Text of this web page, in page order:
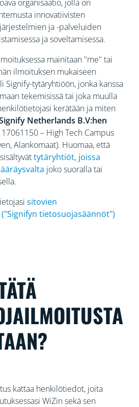
organisaatio, jolla on
innovatiivisten
ja -palveluiden
ja soveltamisessa.
mainitaan "me" tai
ilmoituksen mukaiseen
Signify-tytäryhtiöön, jonka kanssa
tekemisissä tai joka muulla
kerätään ja miten
Netherlands B.V:hen
– High Tech Campus
Alankomaat). Huomaa, että
tytäryhtiöt, joissa
joko suoralla tai
sitovien
tietosuojasäännöt")
kattaa henkilötiedot, joita
WiZin sekä sen